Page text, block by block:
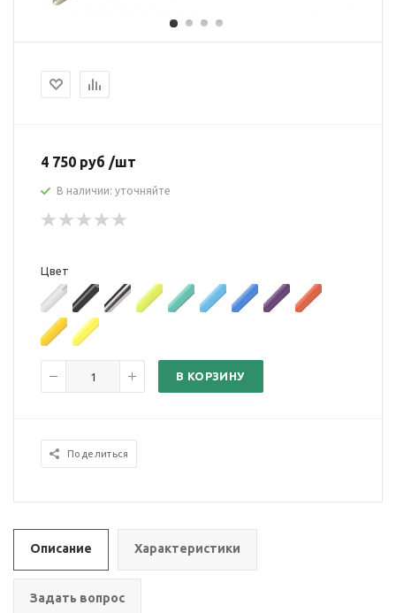
4 750 руб /шт
В наличии: уточняйте
Цвет
В КОРЗИНУ
Поделиться
Описание Характеристики
Задать вопрос